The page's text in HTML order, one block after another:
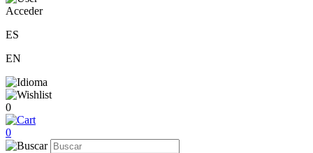
Acceder
ES
EN
0
0